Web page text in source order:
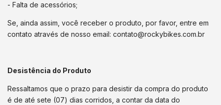
- Falta de acessórios;
Se, ainda assim, você receber o produto, por favor, entre em
contato através de nosso email: contato@rockybikes.com.br
Desistência do Produto
Ressaltamos que o prazo para desistir da compra do produto
é de até sete (07) dias corridos, a contar da data do